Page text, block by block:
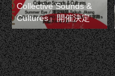
Collective Sounds &
Cultures』開催決定